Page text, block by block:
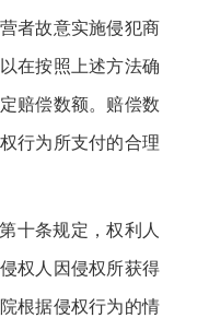
者故意实施侵犯商
在按照上述方法确
赔偿数额。 赔偿数
行为所支付的合理
十条规定 ，权利人
权人因侵权所获得
根据侵权行为的情